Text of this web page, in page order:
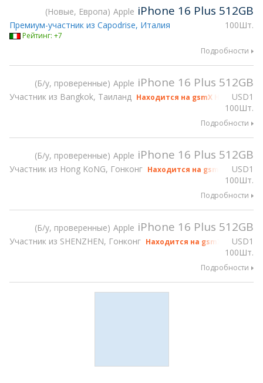
Новые, Европа Apple iPhone 16 Plus 512GB
100Шт.
Премиум-участник из Capodrise, Италия
Рейтинг: +7
Подробности
Б/у, проверенные Apple iPhone 16 Plus 512GB
USD1
100Шт.
Участник из Bangkok, Таиланд Находится на gsmX Hong Kong
Подробности
Б/у, проверенные Apple iPhone 16 Plus 512GB
USD1
100Шт.
Участник из Hong KoNG, Гонконг Находится на gsmX Hong
Подробности
Б/у, проверенные Apple iPhone 16 Plus 512GB
USD1
100Шт.
Участник из SHENZHEN, Гонконг Находится на gsmX Hong
Подробности